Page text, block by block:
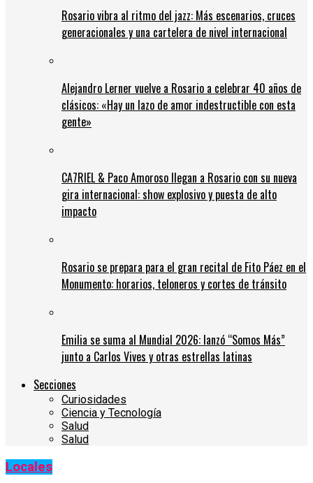
Rosario vibra al ritmo del jazz: Más escenarios, cruces
generacionales y una cartelera de nivel internacional
Alejandro Lerner vuelve a Rosario a celebrar 40 años de
clásicos: «Hay un lazo de amor indestructible con esta
gente»
CA7RIEL & Paco Amoroso llegan a Rosario con su nueva
gira internacional: show explosivo y puesta de alto
impacto
Rosario se prepara para el gran recital de Fito Páez en el
Monumento: horarios, teloneros y cortes de tránsito
Emilia se suma al Mundial 2026: lanzó “Somos Más”
junto a Carlos Vives y otras estrellas latinas
Secciones
Curiosidades
Ciencia y Tecnología
Salud
Salud
Locales